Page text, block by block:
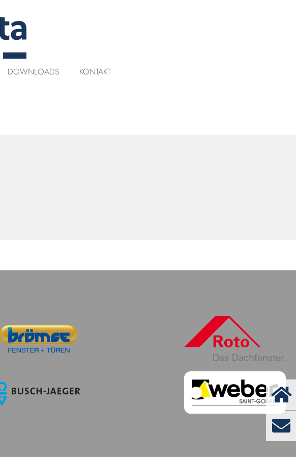
DOWNLOADS KONTAKT